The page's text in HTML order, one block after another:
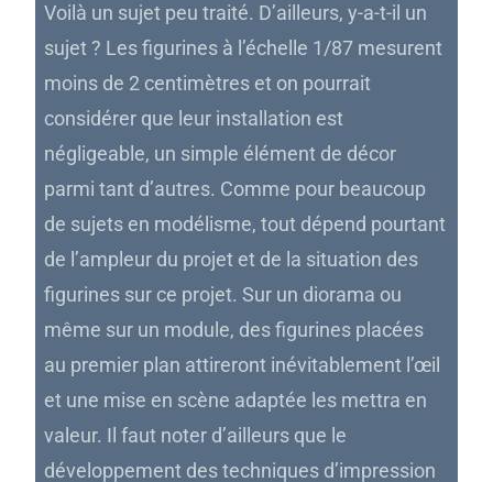
Voilà un sujet peu traité. D’ailleurs, y-a-t-il un
sujet ? Les figurines à l’échelle 1/87 mesurent
moins de 2 centimètres et on pourrait
considérer que leur installation est
négligeable, un simple élément de décor
parmi tant d’autres. Comme pour beaucoup
de sujets en modélisme, tout dépend pourtant
de l’ampleur du projet et de la situation des
figurines sur ce projet. Sur un diorama ou
même sur un module, des figurines placées
au premier plan attireront inévitablement l’œil
et une mise en scène adaptée les mettra en
valeur. Il faut noter d’ailleurs que le
développement des techniques d’impression